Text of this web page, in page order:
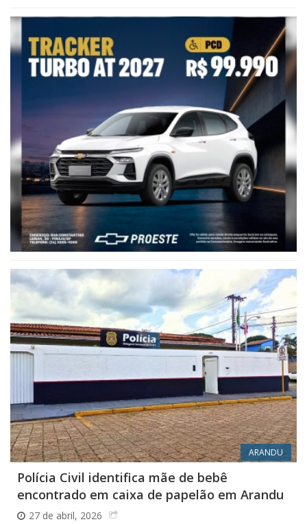
ARANDU
Polícia Civil identifica mãe de bebê
encontrado em caixa de papelão em Arandu
27 de abril, 2026